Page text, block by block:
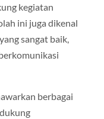
kegiatan
ini juga dikenal
sangat baik,
berbagai